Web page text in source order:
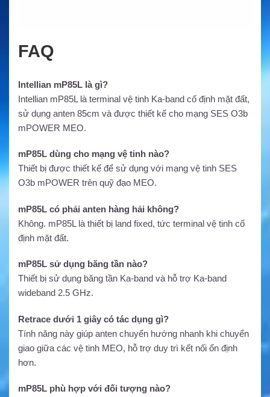
FAQ
Intellian mP85L là gì?
Intellian mP85L là terminal vệ tinh Ka-band cố định mặt đất,
sử dụng anten 85cm và được thiết kế cho mạng SES O3b
mPOWER MEO.
mP85L dùng cho mạng vệ tinh nào?
Thiết bị được thiết kế để sử dụng với mạng vệ tinh SES
O3b mPOWER trên quỹ đạo MEO.
mP85L có phải anten hàng hải không?
Không. mP85L là thiết bị land fixed, tức terminal vệ tinh cố
định mặt đất.
mP85L sử dụng băng tần nào?
Thiết bị sử dụng băng tần Ka-band và hỗ trợ Ka-band
wideband 2.5 GHz.
Retrace dưới 1 giây có tác dụng gì?
Tính năng này giúp anten chuyển hướng nhanh khi chuyển
giao giữa các vệ tinh MEO, hỗ trợ duy trì kết nối ổn định
hơn.
mP85L phù hợp với đối tượng nào?